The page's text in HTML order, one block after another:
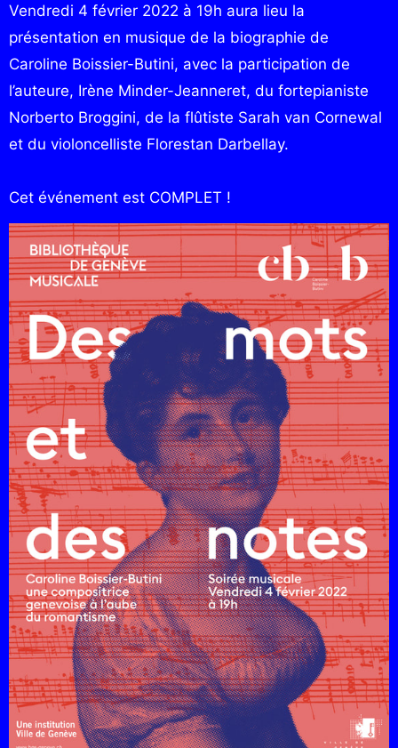
Vendredi 4 février 2022 à 19h aura lieu la
présentation en musique de la biographie de
Caroline Boissier-Butini, avec la participation de
l’auteure, Irène Minder-Jeanneret, du fortepianiste
Norberto Broggini, de la flûtiste Sarah van Cornewal
et du violoncelliste Florestan Darbellay.
Cet événement est COMPLET !